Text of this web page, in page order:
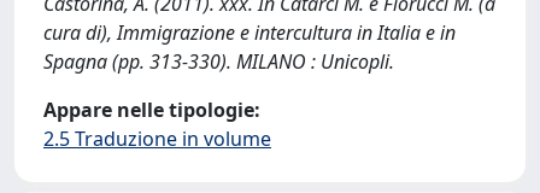
cura di), Immigrazione e intercultura in Italia e in
Spagna (pp. 313-330). MILANO : Unicopli.
Appare nelle tipologie:
2.5 Traduzione in volume